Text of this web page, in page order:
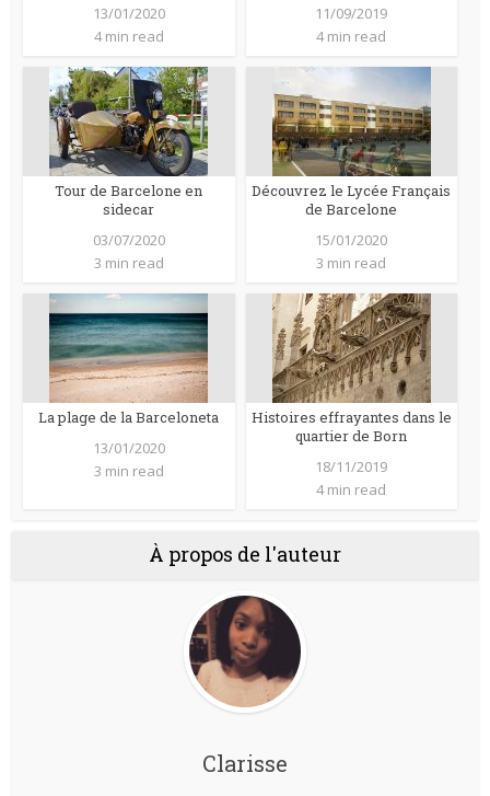
13/01/2020
4 min read
11/09/2019
4 min read
Tour de Barcelone en
sidecar
03/07/2020
3 min read
Découvrez le Lycée Français
de Barcelone
15/01/2020
3 min read
La plage de la Barceloneta
13/01/2020
3 min read
Histoires effrayantes dans le
quartier de Born
18/11/2019
4 min read
À propos de l'auteur
Clarisse